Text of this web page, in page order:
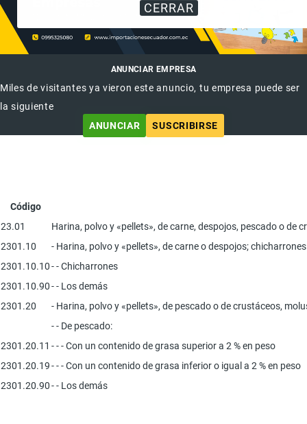
CERRAR
ANUNCIAR EMPRESA
Miles de visitantes ya vieron este anuncio, tu empresa puede ser
la siguiente
ANUNCIAR
SUSCRIBIRSE
Código
23.01
Harina, polvo y «pellets», de carne, despojos, pescado o
2301.10
- Harina, polvo y «pellets», de carne o despojos;
2301.10.10- - Chicharrones
2301.10.90- - Los demás
2301.20
- Harina, polvo y «pellets», de pescado o de crustáceos,
- - De pescado:
2301.20.11 - - - Con un contenido de grasa superior a 2 % en peso
2301.20.19- - - Con un contenido de grasa inferior o igual a 2 % en peso
2301.20.90- - Los demás